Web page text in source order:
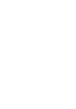
Profil kann
lokale
können